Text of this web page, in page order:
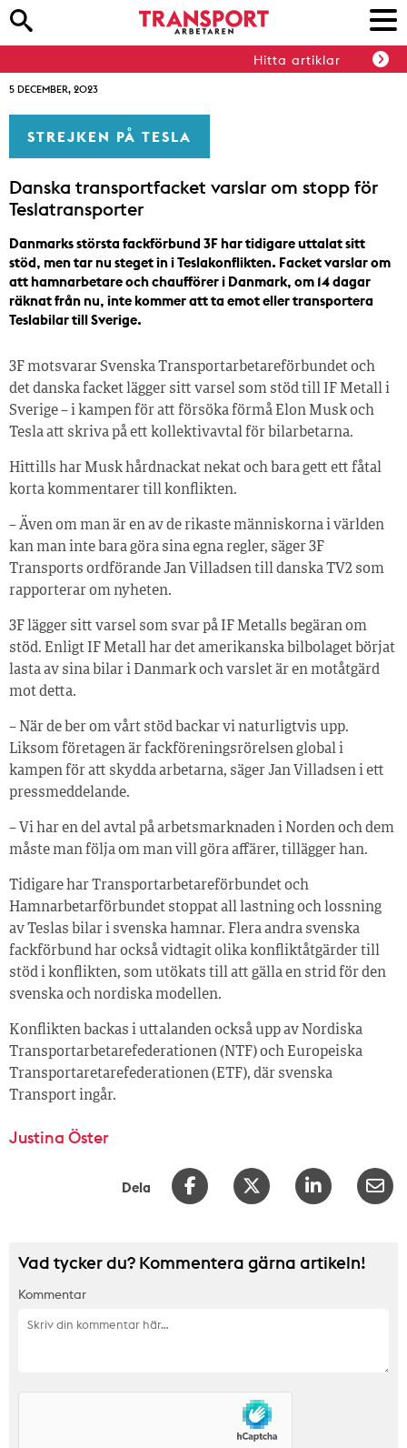
Hitta artiklar
5 DECEMBER, 2023
STREJKEN PÅ TESLA
Danska transportfacket varslar om stopp för
Teslatransporter
Danmarks största fackförbund 3F har tidigare uttalat sitt
stöd, men tar nu steget in i Teslakonflikten. Facket varslar om
att hamnarbetare och chaufförer i Danmark, om 14 dagar
räknat från nu, inte kommer att ta emot eller transportera
Teslabilar till Sverige.
3F motsvarar Svenska Transportarbetareförbundet och
det danska facket lägger sitt varsel som stöd till IF Metall i
Sverige – i kampen för att försöka förmå Elon Musk och
Tesla att skriva på ett kollektivavtal för bilarbetarna.
Hittills har Musk hårdnackat nekat och bara gett ett fåtal
korta kommentarer till konflikten.
– Även om man är en av de rikaste människorna i världen
kan man inte bara göra sina egna regler, säger 3F
Transports ordförande Jan Villadsen till danska TV2 som
rapporterar om nyheten.
3F lägger sitt varsel som svar på IF Metalls begäran om
stöd. Enligt IF Metall har det amerikanska bilbolaget börjat
lasta av sina bilar i Danmark och varslet är en motåtgärd
mot detta.
– När de ber om vårt stöd backar vi naturligtvis upp.
Liksom företagen är fackföreningsrörelsen global i
kampen för att skydda arbetarna, säger Jan Villadsen i ett
pressmeddelande.
– Vi har en del avtal på arbetsmarknaden i Norden och dem
måste man följa om man vill göra affärer, tillägger han.
Tidigare har Transportarbetareförbundet och
Hamnarbetarförbundet stoppat all lastning och lossning
av Teslas bilar i svenska hamnar. Flera andra svenska
fackförbund har också vidtagit olika konfliktåtgärder till
stöd i konflikten, som utökats till att gälla en strid för den
svenska och nordiska modellen.
Konflikten backas i uttalanden också upp av Nordiska
Transportarbetarefederationen (NTF) och Europeiska
Transportaretarefederationen (ETF), där svenska
Transport ingår.
Justina Öster
Dela
Vad tycker du? Kommentera gärna artikeln!
Kommentar